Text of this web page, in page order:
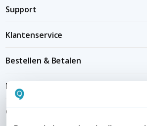
Support
Klantenservice
Bestellen & Betalen
Bezorgen & installeren
Over KommaGo